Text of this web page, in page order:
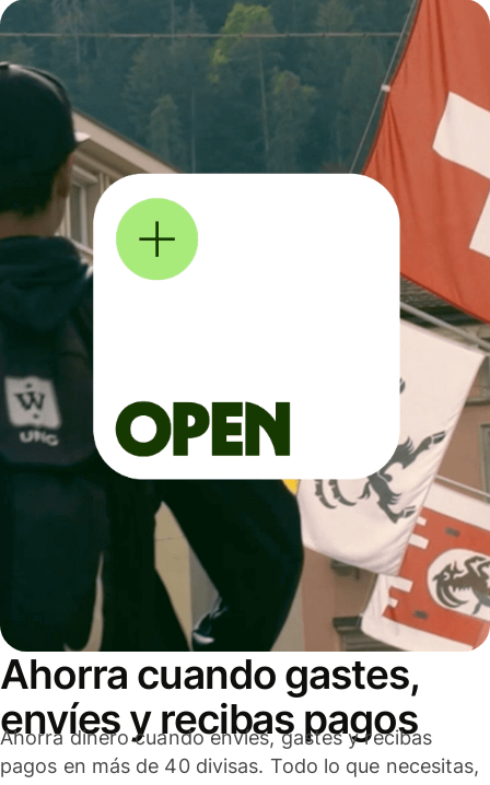
Ahorra cuando gastes,
envíes y recibas pagos
Ahorra dinero cuando envíes, gastes y recibas
pagos en más de 40 divisas. Todo lo que necesitas,